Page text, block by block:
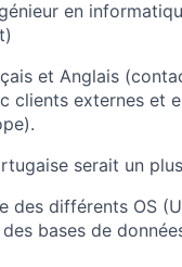
en
et Anglais
clients externes et
serait un plus
des différents OS
bases de